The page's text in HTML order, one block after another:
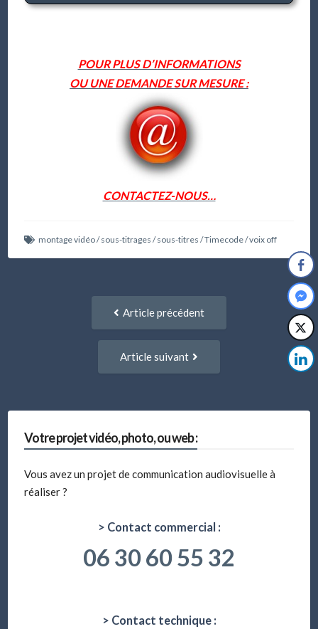
POUR PLUS D’INFORMATIONS
OU UNE DEMANDE SUR MESURE :
CONTACTEZ-NOUS…
montage vidéo/sous-titrages /sous-titres /Timecode/voix off
NavigationArticle précédent
Article suivant
Votre projet vidéo, photo, ou web :
Vous avez un projet de communication audiovisuelle à
réaliser ?
> Contact commercial :
06 30 60 55 32
> Contact technique :